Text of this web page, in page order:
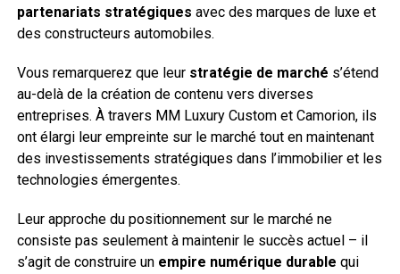
partenariats stratégiques avec des marques de luxe et
des constructeurs automobiles.
Vous remarquerez que leur stratégie de marché s’étend
au-delà de la création de contenu vers diverses
entreprises. À travers MM Luxury Custom et Camorion, ils
ont élargi leur empreinte sur le marché tout en maintenant
des investissements stratégiques dans l’immobilier et les
technologies émergentes.
Leur approche du positionnement sur le marché ne
consiste pas seulement à maintenir le succès actuel – il
s’agit de construire un empire numérique durable qui